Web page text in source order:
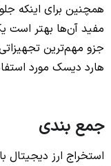
همچنین برای اینکه
مفید آن‌ها بهتر است
جزو مهم‌ترین
هارد دیسک مورد
جمع بندی
استخراج ارز